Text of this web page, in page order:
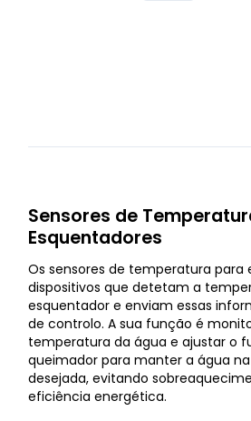
Sensores de
Esquentadores
Os sensores de temperatura para
dispositivos que detetam a
esquentador e enviam essas
de controlo. A sua função é
temperatura da água e ajustar o
queimador para manter a água
desejada, evitando
eficiência energética.